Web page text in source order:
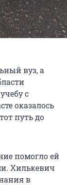
вуз, а
с
оказалось
путь до
помогло ей
Хилькевич
в